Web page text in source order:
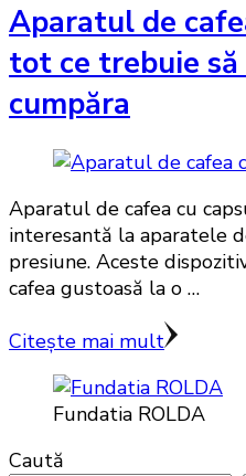
Aparatul de
tot ce trebuie
cumpăra
Aparatul de cafea cu
interesantă la aparatele
presiune. Aceste
cafea gustoasă la o …
Citește mai mult
Fundatia ROLDA
Caută